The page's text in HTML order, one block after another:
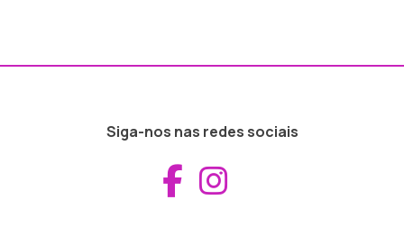
Siga-nos nas redes sociais
Aceder ao